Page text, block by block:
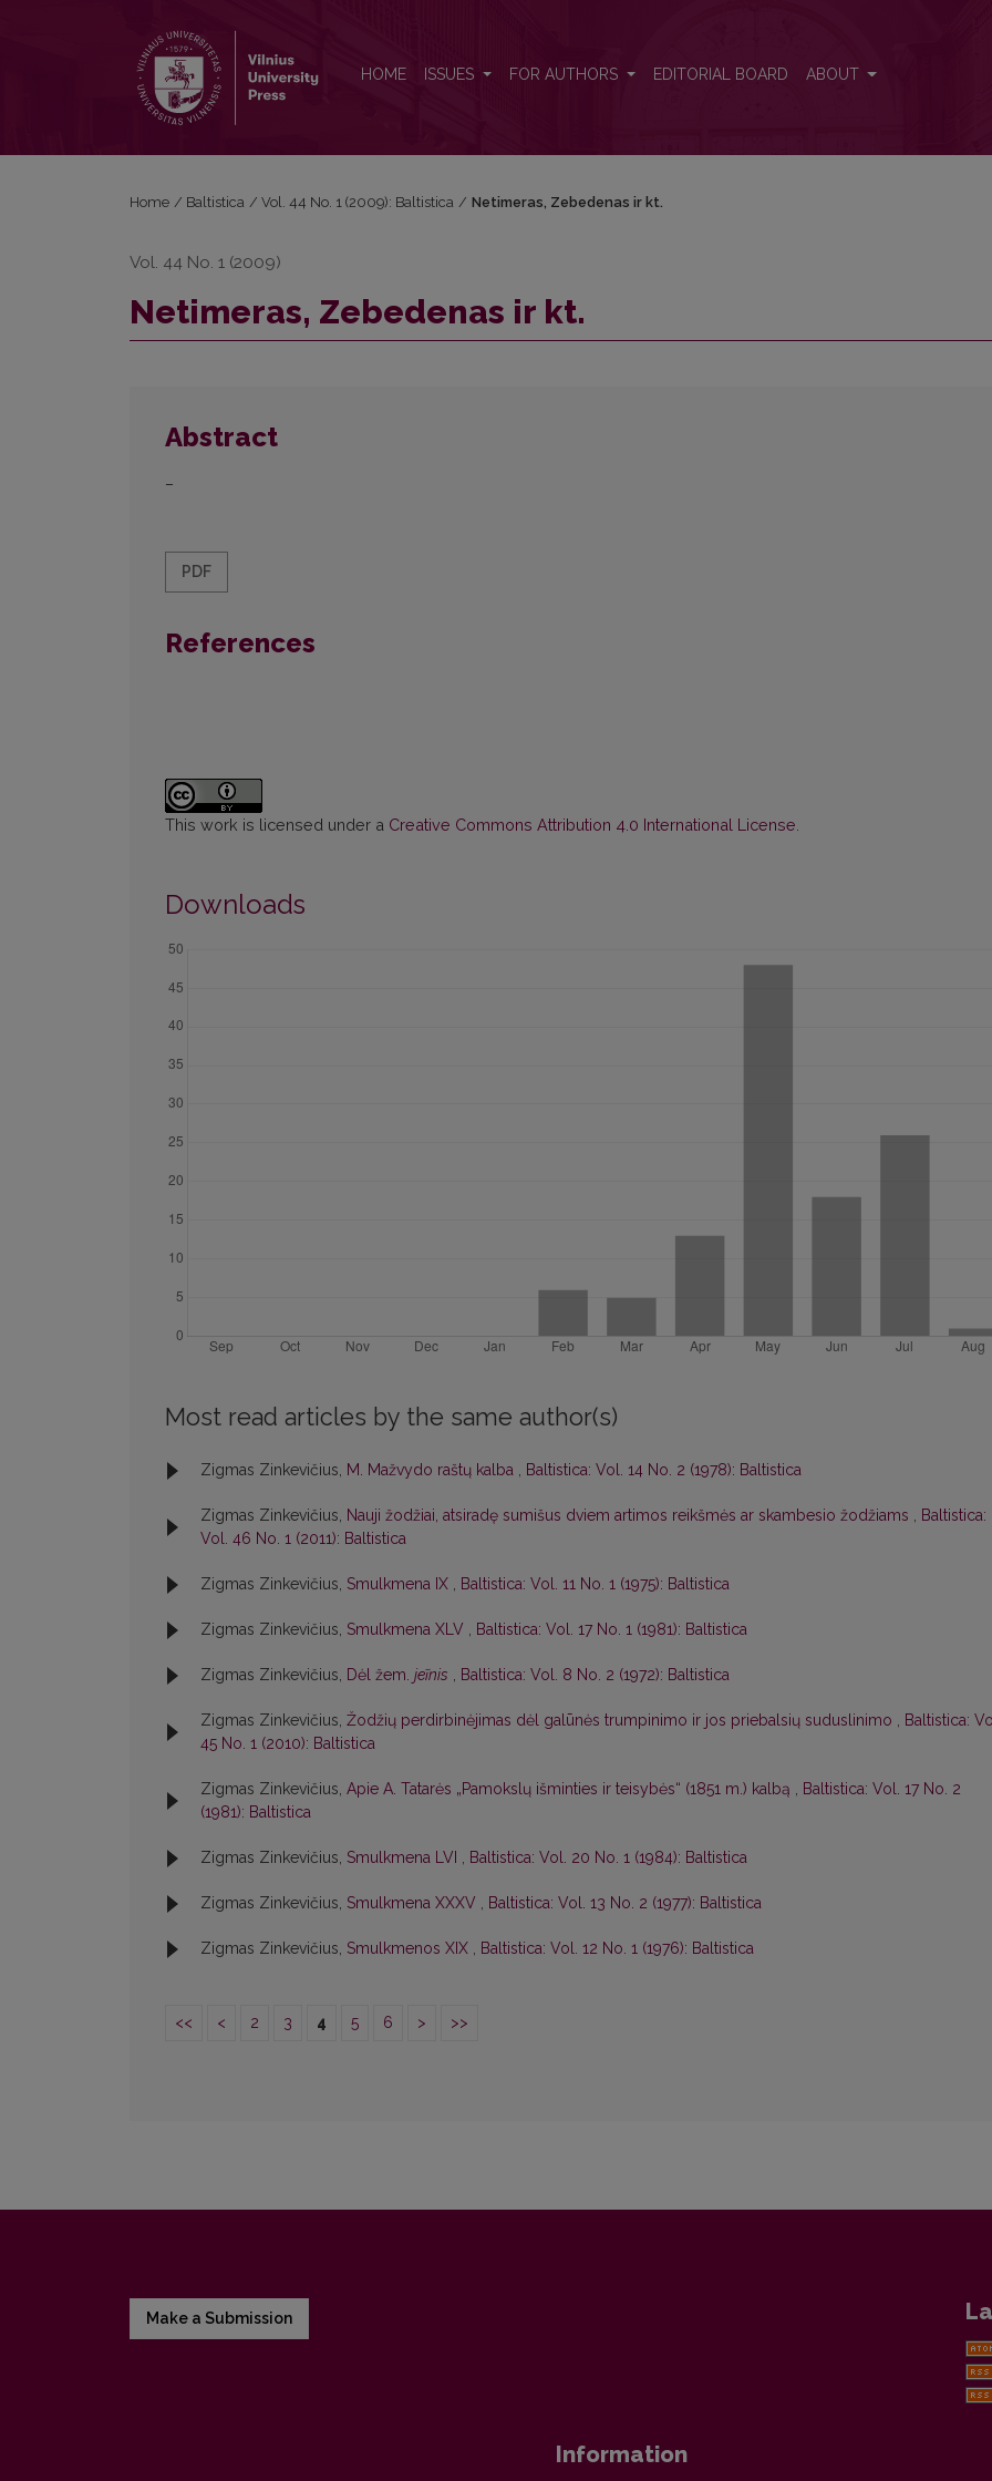
HOME ISSUES FOR AUTHORS EDITORIAL BOARD ABOUT
Home / Baltistica / Vol. 44 No. 1 (2009): Baltistica / Netimeras, Zebedenas ir kt.
Vol. 44 No. 1 (2009)
Netimeras, Zebedenas ir kt.
Abstract
–
PDF
References
This work is licensed under a Creative Commons Attribution 4.0 International License
Downloads
Most read articles by the same author(s)
Zigmas Zinkevičius, M. Mažvydo raštų kalba , Baltistica: Vol. 14 No. 2 (1978): Baltistica
Zigmas Zinkevičius, Nauji žodžiai, atsiradę sumišus dviem artimos reikšmės ar skambesio žodžiams , Baltistica:
Vol. 46 No. 1 (2011): Baltistica
Zigmas Zinkevičius, Smulkmena IX , Baltistica: Vol. 11 No. 1 (1975): Baltistica
Zigmas Zinkevičius, Smulkmena XLV , Baltistica: Vol. 17 No. 1 (1981): Baltistica
Zigmas Zinkevičius, Dėl žem. jeĩnis , Baltistica: Vol. 8 No. 2 (1972): Baltistica
Zigmas Zinkevičius, Žodžių perdirbinėjimas dėl galūnės trumpinimo ir jos priebalsių suduslinimo , Baltistica:
45 No. 1 (2010): Baltistica
Zigmas Zinkevičius, Apie A. Tatarės „Pamokslų išminties ir teisybės“ (1851 m.) kalbą , Baltistica: Vol. 17 No. 2
(1981): Baltistica
Zigmas Zinkevičius, Smulkmena LVI , Baltistica: Vol. 20 No. 1 (1984): Baltistica
Zigmas Zinkevičius, Smulkmena XXXV , Baltistica: Vol. 13 No. 2 (1977): Baltistica
Zigmas Zinkevičius, Smulkmenos XIX , Baltistica: Vol. 12 No. 1 (1976): Baltistica
<< < 2 3 4 5 6 > >>
Make a Submission
Information